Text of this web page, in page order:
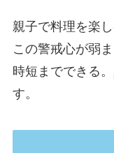
親子で料理を楽
この警戒心が弱
時短までできる。
す。